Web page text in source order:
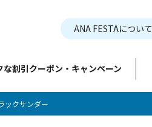
ANA FESTAについて
な割引クーポン・キャンペーン
ックサンダー